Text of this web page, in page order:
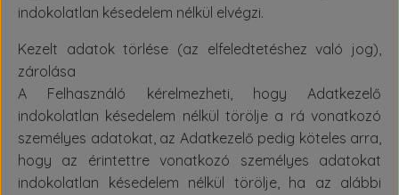
indokolatlan késedelem nélkül elvégzi.
Kezelt adatok törlése (az elfeledtetéshez való jog),
zárolása
A Felhasználó kérelmezheti, hogy Adatkezelő
indokolatlan késedelem nélkül törölje a rá vonatkozó
személyes adatokat, az Adatkezelő pedig köteles arra,
hogy az érintettre vonatkozó személyes adatokat
indokolatlan késedelem nélkül törölje, ha az alábbi